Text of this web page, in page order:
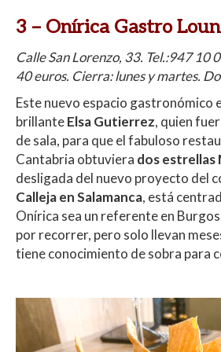
3 – Onírica Gastro
Calle San Lorenzo, 33. Tel.:947 10
40 euros. Cierra: lunes y martes.
Este nuevo espacio gastronómico
brillanteElsa Gutierrez, quien
de sala, para que el fabuloso
Cantabria obtuviera dos estrellas
desligada del nuevo proyecto del
Calleja en Salamanca, está
Onírica sea un referente en
por recorrer, pero solo llevan
tiene conocimiento de sobra para